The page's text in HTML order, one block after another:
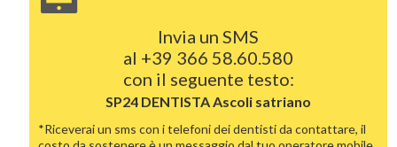
Invia un SMS
al +39 366 58.60.580
con il seguente testo:
SP24 DENTISTAAscoli satriano
*Riceverai un sms con i telefoni dei dentisti da contattare, il